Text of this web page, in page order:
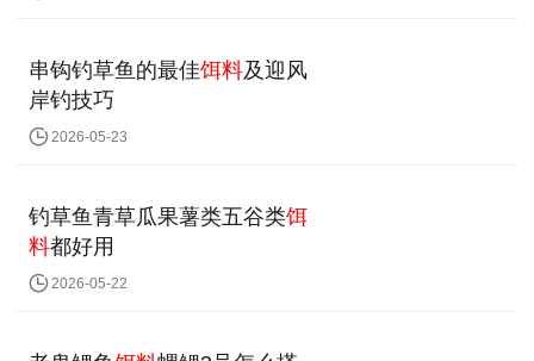
串钩钓草鱼的最佳饵料及迎风
岸钓技巧
2026-05-23
钓草鱼青草瓜果薯类五谷类饵
料都好用
2026-05-22